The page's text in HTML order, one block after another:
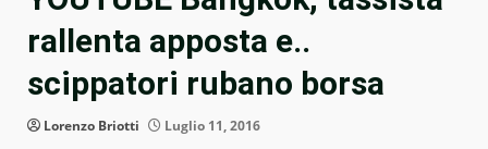
rallenta apposta e..
scippatori rubano borsa
Lorenzo Briotti Luglio 11, 2016